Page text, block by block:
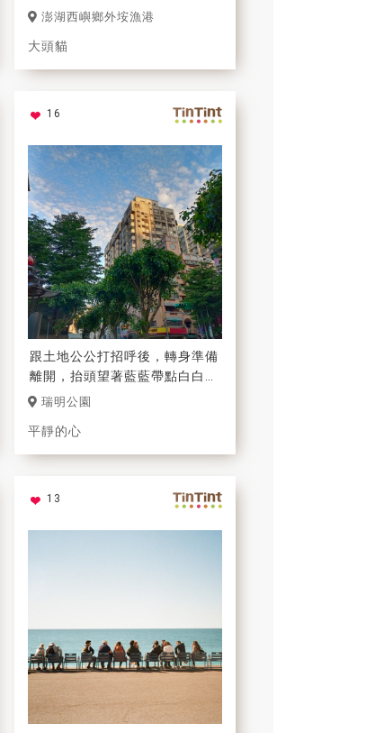
中，「陽光、沙灘、海浪、仙人
懷的澎湖藍！
澎湖西嶼鄉外垵漁港
大頭貓
16
跟土地公公打招呼後，轉身準備
離開，抬頭望著藍藍帶點白白的
天空，心靈都被安撫到了！
瑞明公園
平靜的心
13